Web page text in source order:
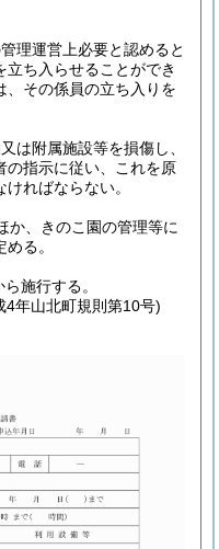
理運営上必要と認めると
立ち入らせることができ
、その係員の立ち入りを
は附属施設等を損傷し、
の指示に従い、これを原
ればならない。
か、きのこ園の管理等に
る。
施行する。
4年山北町規則第10号)